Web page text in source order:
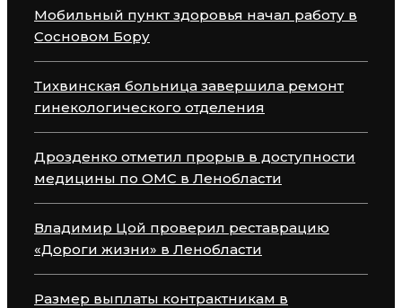
Мобильный пункт здоровья начал работу в
Сосновом Бору
Тихвинская больница завершила ремонт
гинекологического отделения
Дрозденко отметил прорыв в доступности
медицины по ОМС в Ленобласти
Владимир Цой проверил реставрацию
«Дороги жизни» в Ленобласти
Размер выплаты контрактникам в